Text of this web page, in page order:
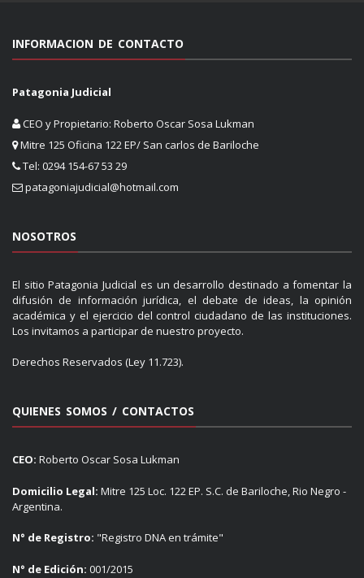
INFORMACION DE CONTACTO
Patagonia Judicial
CEO y Propietario: Roberto Oscar Sosa Lukman
Mitre 125 Oficina 122 EP/ San carlos de Bariloche
Tel: 0294 154-67 53 29
patagoniajudicial@hotmail.com
NOSOTROS
El sitio Patagonia Judicial es un desarrollo destinado a fomentar la
difusión de información jurídica, el debate de ideas, la opinión
académica y el ejercicio del control ciudadano de las instituciones.
Los invitamos a participar de nuestro proyecto.
Derechos Reservados (Ley 11.723).
QUIENES SOMOS / CONTACTOS
CEO: Roberto Oscar Sosa Lukman
Domicilio Legal: Mitre 125 Loc. 122 EP. S.C. de Bariloche, Rio Negro -
Argentina.
N° de Registro: "Registro DNA en trámite"
N° de Edición: 001/2015